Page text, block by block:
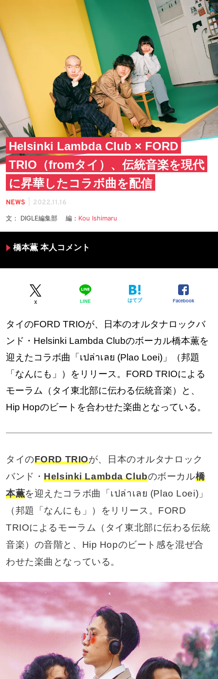
Helsinki Lambda Club × FORD
TRIO（fromタイ）、伝統音楽を現代
に昇華したコラボ曲を配信
NEWS 2022.11.16
文： DIGLE編集部 編： Kou Ishimaru
橋本薫 本人コメント
X LINE はてブ Facebook
タイのFORD TRIOが、日本のオルタナロックバ
ンド・Helsinki Lambda Clubのボーカル橋本薫を
迎えたコラボ曲「เปล่าเลย (Plao Loei)」（邦題
「なんにも」）をリリース。FORD TRIOによる
モーラム（タイ東北部に伝わる伝統音楽）と、
Hip Hopのビートを合わせた楽曲となっている。
タイのFORD TRIOが、日本のオルタナロック
バンド・Helsinki Lambda Clubのボーカル橋
本薫を迎えたコラボ曲「เปล่าเลย (Plao Loei)」
（邦題「なんにも」）をリリース。FORD
TRIOによるモーラム（タイ東北部に伝わる伝統
音楽）の音階と、Hip Hopのビート感を混ぜ合
わせた楽曲となっている。